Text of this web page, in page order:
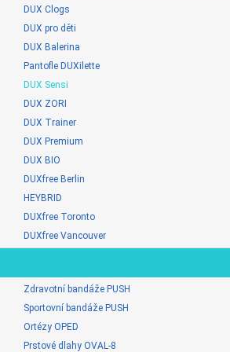
DUX Clogs
DUX pro děti
DUX Balerina
Pantofle DUXilette
DUX Sensi
DUX ZORI
DUX Trainer
DUX Premium
DUX BIO
DUXfree Berlin
HEYBRID
DUXfree Toronto
DUXfree Vancouver
Zdravotní bandáže PUSH
Sportovní bandáže PUSH
Ortézy OPED
Prstové dlahy OVAL-8